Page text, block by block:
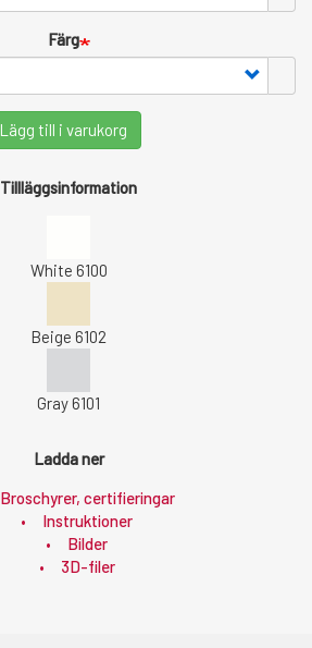
Färg
Lägg till i varukorg
Tillläggsinformation
White 6100
Beige 6102
Gray 6101
Ladda ner
Broschyrer, certifieringar
Instruktioner
Bilder
3D-filer